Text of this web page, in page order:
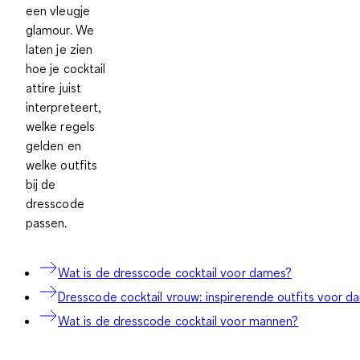
een vleugje
glamour. We
laten je zien
hoe je cocktail
attire juist
interpreteert,
welke regels
gelden en
welke outfits
bij de
dresscode
passen.
Wat is de dresscode cocktail voor dames?
Dresscode cocktail vrouw: inspirerende outfits voor
Wat is de dresscode cocktail voor mannen?